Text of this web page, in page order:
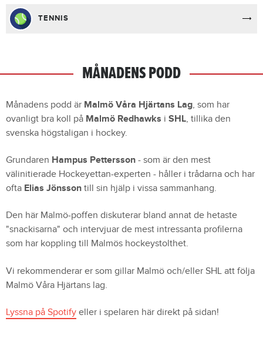
TENNIS
MÅNADENS PODD
Månadens podd är Malmö Våra Hjärtans Lag, som har
ovanligt bra koll på Malmö Redhawks i SHL, tillika den
svenska högstaligan i hockey.
Grundaren Hampus Pettersson - som är den mest
välinitierade Hockeyettan-experten - håller i trådarna och har
ofta Elias Jönsson till sin hjälp i vissa sammanhang.
Den här Malmö-poffen diskuterar bland annat de hetaste
"snackisarna" och intervjuar de mest intressanta profilerna
som har koppling till Malmös hockeystolthet.
Vi rekommenderar er som gillar Malmö och/eller SHL att följa
Malmö Våra Hjärtans lag.
Lyssna på Spotify eller i spelaren här direkt på sidan!